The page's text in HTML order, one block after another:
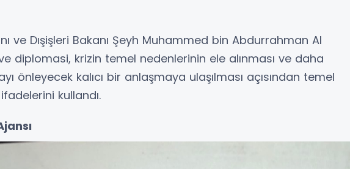
ve Dışişleri Bakanı Şeyh Muhammed bin Abdurrahman Al
diplomasi, krizin temel nedenlerinin ele alınması ve daha
önleyecek kalıcı bir anlaşmaya ulaşılması açısından temel
kullandı.